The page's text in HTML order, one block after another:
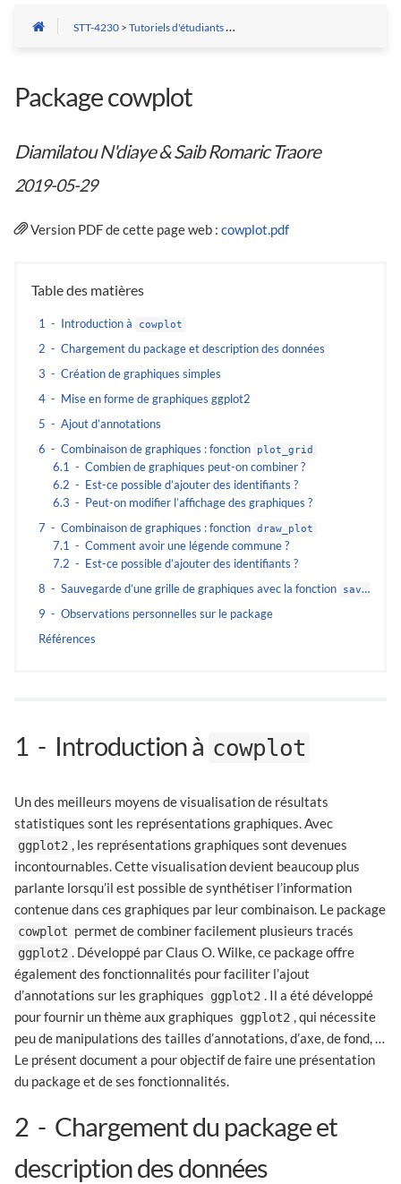
STT-4230 >Tutoriels d'étudiants> Hiver 2019
Package cowplot
Diamilatou N'diaye & Saib Romaric Traore
2019-05-29
Version PDF de cette page web : cowplot.pdf
1 Introduction à cowplot
2
Chargement du package et description des données
3
Création de graphiques simples
4
Mise en forme de graphiques ggplot2
5
Ajout d’annotations
6
Combinaison de graphiques : fonction plot_grid
6.1
Combien de graphiques peut-on combiner ?
6.2
Est-ce possible d’ajouter des identifiants ?
6.3
Peut-on modifier l’affichage des graphiques ?
7
Combinaison de graphiques : fonction draw_plot
7.1
Comment avoir une légende commune ?
7.2
Est-ce possible d’ajouter des identifiants ?
8
Sauvegarde d’une grille de graphiques avec la fonction save_plot
9
Observations personnelles sur le package
Références
1 Introduction à cowplot
Un des meilleurs moyens de visualisation de résultats
statistiques sont les représentations graphiques. Avec
ggplot2 , les représentations graphiques sont devenues
incontournables. Cette visualisation devient beaucoup plus
parlante lorsqu’il est possible de synthétiser l’information
contenue dans ces graphiques par leur combinaison. Le package
cowplot permet de combiner facilement plusieurs tracés
ggplot2 . Développé par Claus O. Wilke, ce package offre
également des fonctionnalités pour faciliter l’ajout
d’annotations sur les graphiques ggplot2 . Il a été développé
pour fournir un thème aux graphiques ggplot2 , qui nécessite
peu de manipulations des tailles d’annotations, d’axe, de fond, …
Le présent document a pour objectif de faire une présentation
du package et de ses fonctionnalités.
2
Chargement du package et
description des données